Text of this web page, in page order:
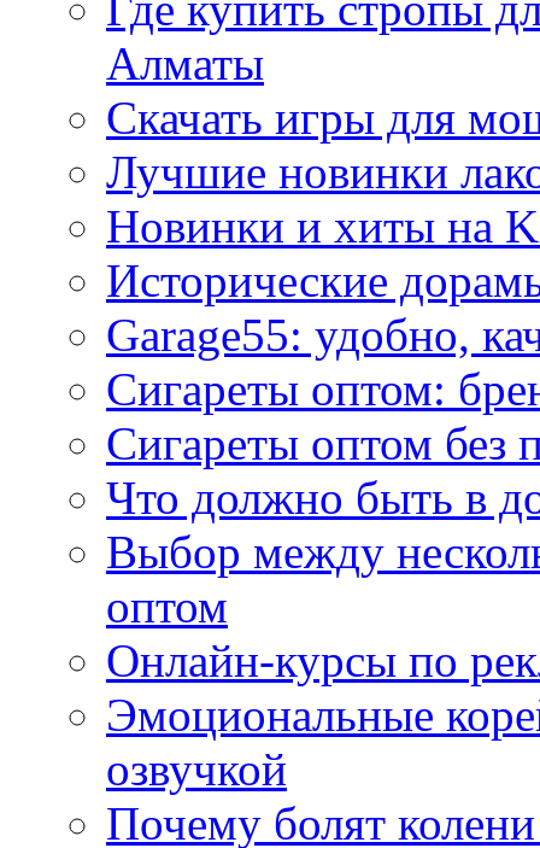
Алматы
Скачать игры для
Лучшие новинки
Новинки и хиты на
Исторические
Garage55: удобно,
Сигареты оптом:
Сигареты оптом без
Что должно быть в
Выбор между
оптом
Онлайн-курсы по
Эмоциональные
озвучкой
Почему болят